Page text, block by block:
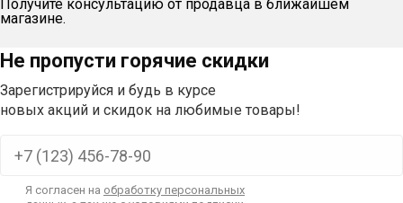
Получите консультацию от продавца в ближайшем
магазине.
Не пропусти горячие скидки
Зарегистрируйся и будь в курсе
новых акций и скидок на любимые товары!
Я согласен на обработку персональных